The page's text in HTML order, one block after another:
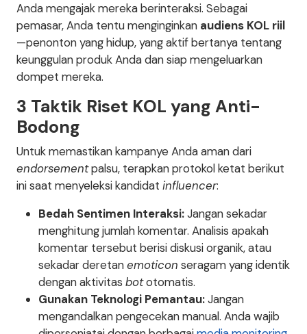
Anda mengajak mereka berinteraksi. Sebagai
pemasar, Anda tentu menginginkan audiens KOL riil
—penonton yang hidup, yang aktif bertanya tentang
keunggulan produk Anda dan siap mengeluarkan
dompet mereka.
3 Taktik Riset KOL yang Anti-
Bodong
Untuk memastikan kampanye Anda aman dari
endorsementpalsu, terapkan protokol ketat berikut
ini saat menyeleksi kandidat influencer:
Bedah Sentimen Interaksi:Jangan sekadar
menghitung jumlah komentar. Analisis apakah
komentar tersebut berisi diskusi organik, atau
sekadar deretanemoticon seragam yang identik
dengan aktivitas bototomatis.
Gunakan Teknologi Pemantau:Jangan
mengandalkan pengecekan manual. Anda wajib